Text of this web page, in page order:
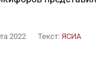
2022 Текст: ЯСИА